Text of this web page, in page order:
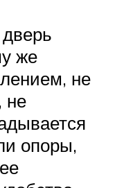
же
не
не
опоры,